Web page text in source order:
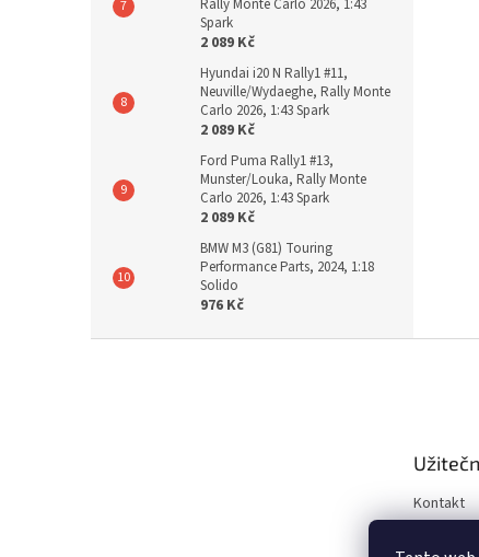
Rally Monte Carlo 2026, 1:43
Spark
2 089 Kč
Hyundai i20 N Rally1 #11,
Neuville/Wydaeghe, Rally Monte
Carlo 2026, 1:43 Spark
2 089 Kč
Ford Puma Rally1 #13,
Munster/Louka, Rally Monte
Carlo 2026, 1:43 Spark
2 089 Kč
BMW M3 (G81) Touring
Performance Parts, 2024, 1:18
Solido
976 Kč
Kontakt